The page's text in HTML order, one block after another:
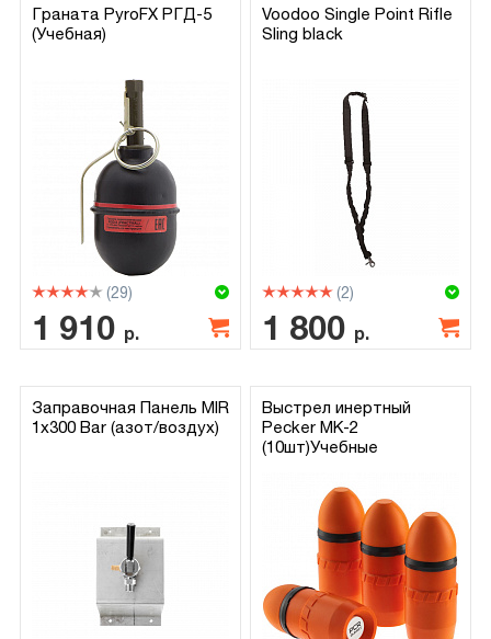
Граната PyroFX РГД-5
(Учебная)
(29)
1 910 р.
Voodoo Single Point Rifle
Sling black
(2)
1 800 р.
Заправочная Панель MIR
1х300 Bar (азот/воздух)
Выстрел инертный
Pecker MK-2
(10шт)Учебные